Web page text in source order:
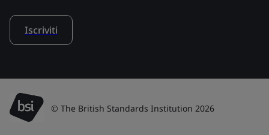
Iscriviti
© The British Standards Institution 2026